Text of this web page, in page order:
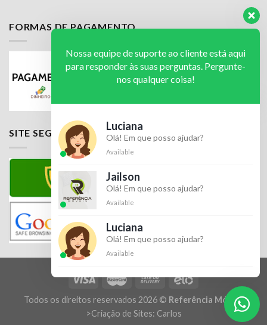
FORMAS DE PAGAMENTO
SITE SEGURO
Todos os direitos reservados 2026 © Referência Móveis
>Criação de Sites: Carlos
Nossa equipe de suporte ao cliente está aqui
para responder às suas perguntas. Pergunte-
nos qualquer coisa!
Luciana
Olá! Em que posso ajudar?
Available
Jailson
Olá! Em que posso ajudar?
Available
Luciana
Olá! Em que posso ajudar?
Available